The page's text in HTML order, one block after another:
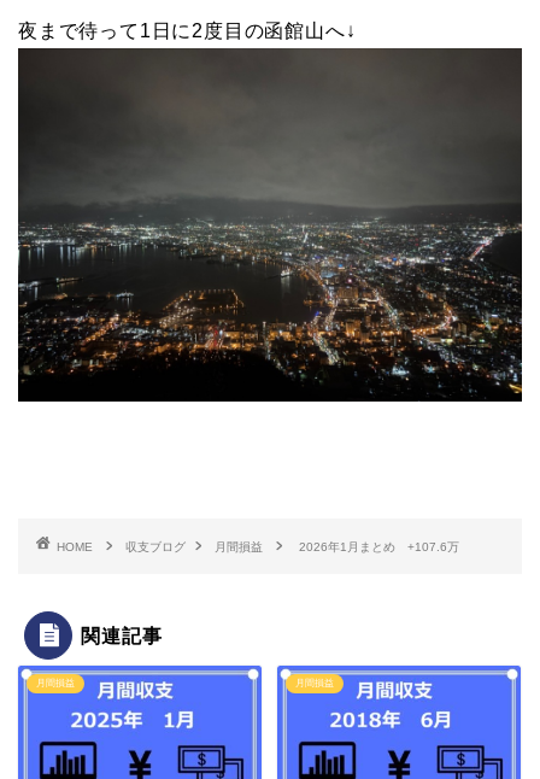
夜まで待って1日に2度目の函館山へ↓
HOME 収支ブログ 月間損益 2026年1月まとめ +107.6万
関連記事
月間損益 月間損益